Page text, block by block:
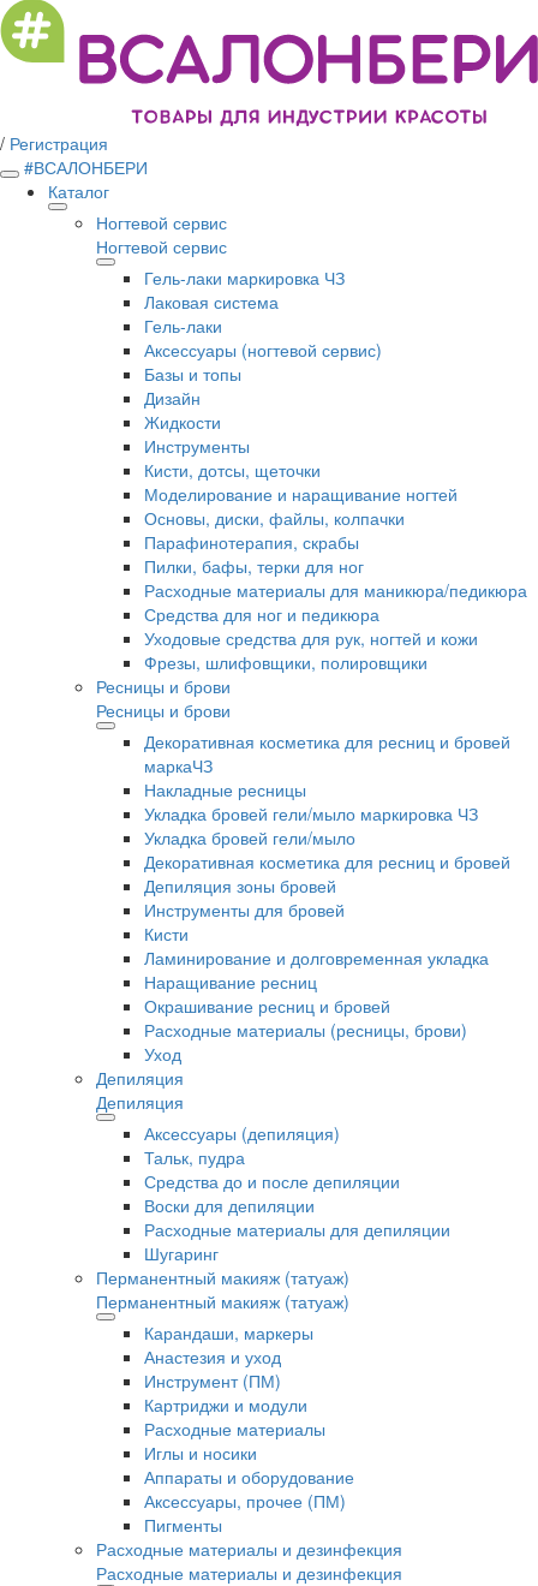
/ Регистрация
#ВСАЛОНБЕРИ
Каталог
Ногтевой сервис
Ногтевой сервис
Гель-лаки маркировка ЧЗ
Лаковая система
Гель-лаки
Аксессуары (ногтевой сервис)
Базы и топы
Дизайн
Жидкости
Инструменты
Кисти, дотсы, щеточки
Моделирование и наращивание ногтей
Основы, диски, файлы, колпачки
Парафинотерапия, скрабы
Пилки, бафы, терки для ног
Расходные материалы для маникюра/педикюра
Средства для ног и педикюра
Уходовые средства для рук, ногтей и кожи
Фрезы, шлифовщики, полировщики
Ресницы и брови
Ресницы и брови
Декоративная косметика для ресниц и бровей
маркаЧЗ
Накладные ресницы
Укладка бровей гели/мыло маркировка ЧЗ
Укладка бровей гели/мыло
Декоративная косметика для ресниц и бровей
Депиляция зоны бровей
Инструменты для бровей
Кисти
Ламинирование и долговременная укладка
Наращивание ресниц
Окрашивание ресниц и бровей
Расходные материалы (ресницы, брови)
Уход
Депиляция
Депиляция
Аксессуары (депиляция)
Тальк, пудра
Средства до и после депиляции
Воски для депиляции
Расходные материалы для депиляции
Шугаринг
Перманентный макияж (татуаж)
Перманентный макияж (татуаж)
Карандаши, маркеры
Анастезия и уход
Инструмент (ПМ)
Картриджи и модули
Расходные материалы
Иглы и носики
Аппараты и оборудование
Аксессуары, прочее (ПМ)
Пигменты
Расходные материалы и дезинфекция
Расходные материалы и дезинфекция